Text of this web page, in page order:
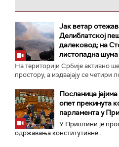
Јак ветар
Делиблатској
далековод; на
листопадна шума
На територији Србије активно
простору, а издвајају се четири
Посланица
опет прекинута
парламента у
У Приштини је
одржавања конститутивне...